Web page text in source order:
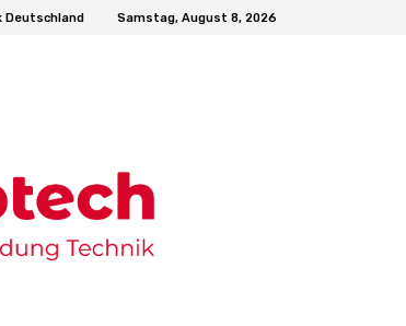
Deutschland Samstag, August 8, 2026